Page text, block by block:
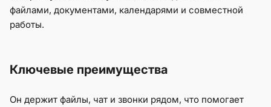
файлами, документами, календарями и совместной
работы.
Ключевые преимущества
Он держит файлы, чат и звонки рядом, что помогает